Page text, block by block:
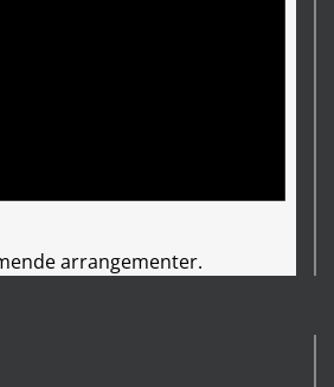
arrangementer.